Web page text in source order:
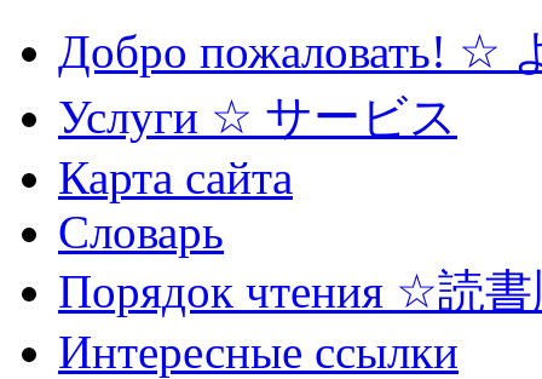
Добро пожаловать! ☆
Услуги ☆ サービス
Карта сайта
Словарь
Порядок чтения ☆読
Интересные ссылки